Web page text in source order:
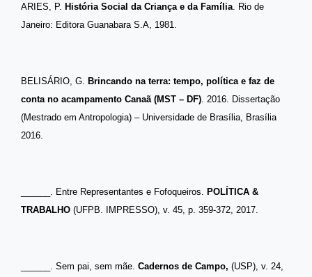
ARIES, P. História Social da Criança e da Família . Rio de
Janeiro: Editora Guanabara S.A, 1981.
BELISÁRIO, G. Brincando na terra: tempo, política e faz de
conta no acampamento Canaã (MST – DF) . 2016. Dissertação
(Mestrado em Antropologia) – Universidade de Brasília, Brasília
2016.
Entre Representantes e Fofoqueiros. POLÍTICA &
TRABALHO (UFPB. IMPRESSO), v. 45, p. 359-372, 2017.
______. Sem pai, sem mãe. Cadernos de Campo, (USP) , v. 24,